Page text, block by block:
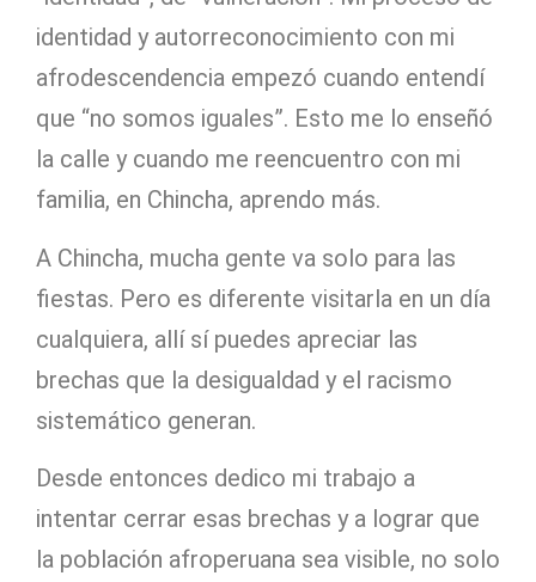
identidad y autorreconocimiento con mi
afrodescendencia empezó cuando entendí
que “no somos iguales”. Esto me lo enseñó
la calle y cuando me reencuentro con mi
familia, en Chincha, aprendo más.
A Chincha, mucha gente va solo para las
fiestas. Pero es diferente visitarla en un día
cualquiera, allí sí puedes apreciar las
brechas que la desigualdad y el racismo
sistemático generan.
Desde entonces dedico mi trabajo a
intentar cerrar esas brechas y a lograr que
la población afroperuana sea visible, no solo